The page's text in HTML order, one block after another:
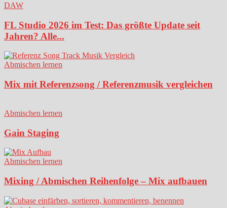
DAW
FL Studio 2026 im Test: Das größte Update seit
Jahren? Alle...
Abmischen lernen
Mix mit Referenzsong / Referenzmusik vergleichen
Abmischen lernen
Gain Staging
Abmischen lernen
Mixing / Abmischen Reihenfolge – Mix aufbauen